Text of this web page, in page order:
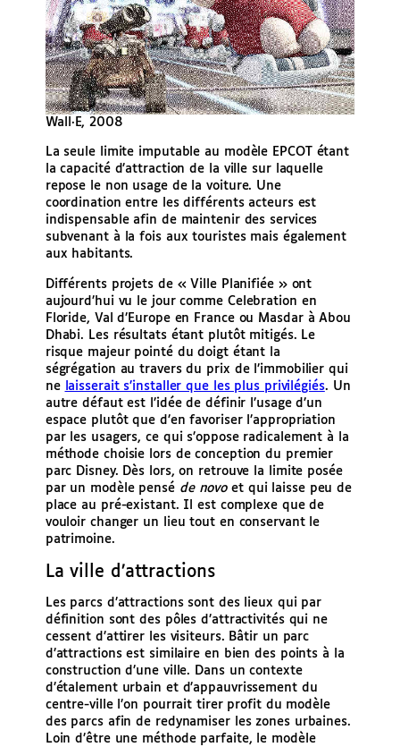
Wall·E, 2008
La seule limite imputable au modèle EPCOT étant
la capacité d’attraction de la ville sur laquelle
repose le non usage de la voiture. Une
coordination entre les différents acteurs est
indispensable afin de maintenir des services
subvenant à la fois aux touristes mais également
aux habitants.
Différents projets de « Ville Planifiée » ont
aujourd’hui vu le jour comme Celebration en
Floride, Val d’Europe en France ou Masdar à Abou
Dhabi. Les résultats étant plutôt mitigés. Le
risque majeur pointé du doigt étant la
ségrégation au travers du prix de l’immobilier qui
ne laisserait s’installer que les plus privilégiés. Un
autre défaut est l’idée de définir l’usage d’un
espace plutôt que d’en favoriser l’appropriation
par les usagers, ce qui s’oppose radicalement à la
méthode choisie lors de conception du premier
parc Disney. Dès lors, on retrouve la limite posée
par un modèle penséde novoet qui laisse peu de
place au pré-existant. Il est complexe que de
vouloir changer un lieu tout en conservant le
patrimoine.
La ville d’attractions
Les parcs d’attractions sont des lieux qui par
définition sont des pôles d’attractivités qui ne
cessent d’attirer les visiteurs. Bâtir un parc
d’attractions est similaire en bien des points à la
construction d’une ville. Dans un contexte
d’étalement urbain et d’appauvrissement du
centre-ville l’on pourrait tirer profit du modèle
des parcs afin de redynamiser les zones urbaines.
Loin d’être une méthode parfaite, le modèle